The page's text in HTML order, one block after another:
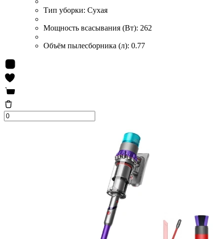
Тип уборки: Сухая
Мощность всасывания (Вт): 262
Объём пылесборника (л): 0.77